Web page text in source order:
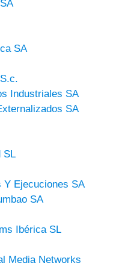
SA
Industriales SA
SA
SL
Y Ejecuciones SA
SA
Ibérica SL
Media Networks